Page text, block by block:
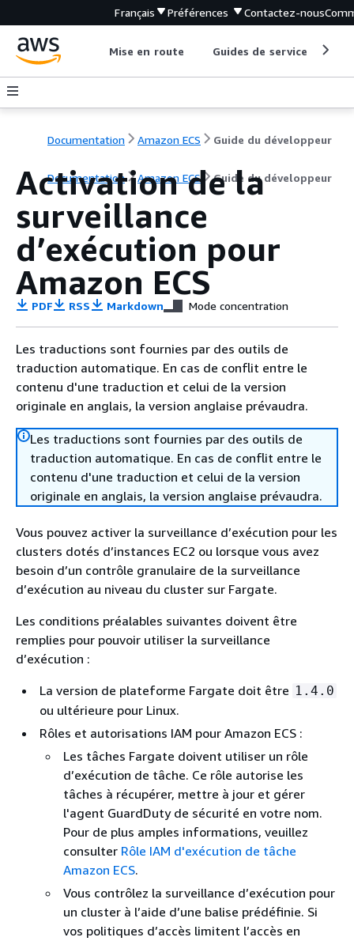
Français Préférences Contactez-nous
Mise en route Guides de service
Documentation Amazon ECS Guide du développeur
Documentation Amazon ECS Guide du développeur
Activation de la
surveillance
d’exécution pour
Amazon ECS
PDF RSS Markdown Mode concentration
Les traductions sont fournies par des outils de
traduction automatique. En cas de conflit entre le
contenu d'une traduction et celui de la version
originale en anglais, la version anglaise prévaudra.
Les traductions sont fournies par des outils de
traduction automatique. En cas de conflit entre le
contenu d'une traduction et celui de la version
originale en anglais, la version anglaise prévaudra.
Vous pouvez activer la surveillance d’exécution pour les
clusters dotés d’instances EC2 ou lorsque vous avez
besoin d’un contrôle granulaire de la surveillance
d’exécution au niveau du cluster sur Fargate.
Les conditions préalables suivantes doivent être
remplies pour pouvoir utiliser la surveillance
d’exécution :
La version de plateforme Fargate doit être 1.4.0
ou ultérieure pour Linux.
Rôles et autorisations IAM pour Amazon ECS :
Les tâches Fargate doivent utiliser un rôle
d’exécution de tâche. Ce rôle autorise les
tâches à récupérer, mettre à jour et gérer
l'agent GuardDuty de sécurité en votre nom.
Pour de plus amples informations, veuillez
consulter Rôle IAM d'exécution de tâche
Amazon ECS.
Vous contrôlez la surveillance d’exécution pour
un cluster à l’aide d’une balise prédéfinie. Si
vos politiques d’accès limitent l’accès en